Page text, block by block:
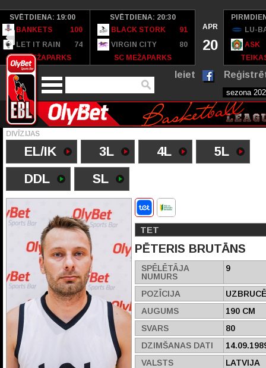
SVĒTDIENA: 19:00
BANKETS
100
LET IT RAIN
74
SC MEŽAPARKS
SVĒTDIENA: 20:30
BLACK STORK
91
VIRGIN CITY
80
SC MEŽAPARKS
APR
20
LU-
ASK
Ieiet
DIVĪZIJAS
EL/IK 3L 4L
5L
DDL
SL
TET
PĒTERIS BRUTĀNS
SPĒLĒTĀJA
NUMURS
9
POZĪCIJA
AUGUMS
190 CM
SVARS
80
DZIMŠANAS DATI
VALSTS
LATVIJA